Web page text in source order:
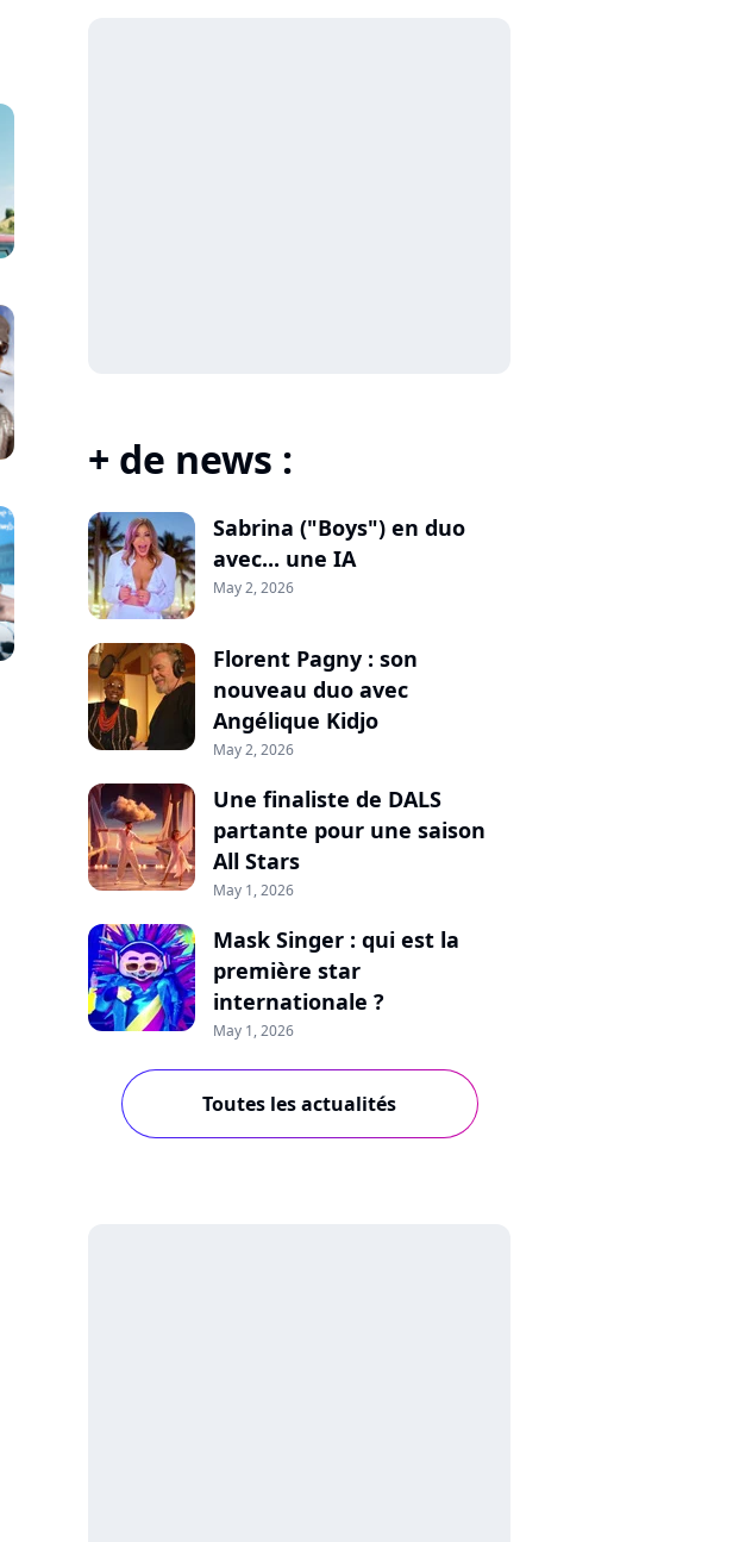
+ de news :
Sabrina ("Boys") en duo
avec... une IA
May 2, 2026
Florent Pagny : son
nouveau duo avec
Angélique Kidjo
May 2, 2026
Une finaliste de DALS
partante pour une saison
All Stars
May 1, 2026
Mask Singer : qui est la
première star
internationale ?
May 1, 2026
Toutes les actualités